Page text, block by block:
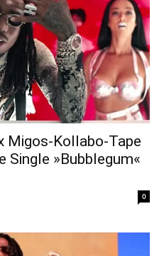
Migos-Kollabo-Tape
Single »Bubblegum«
0